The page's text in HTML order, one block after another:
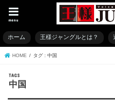
menu
ホーム 王様ジャングルとは？
HOME タグ : 中国
中国